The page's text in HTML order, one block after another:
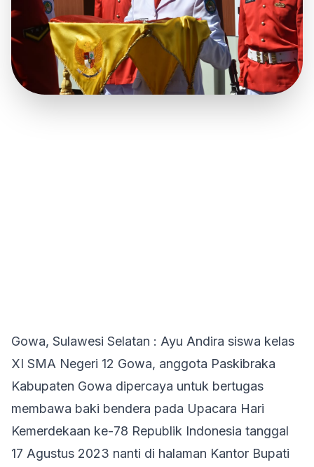
Gowa, Sulawesi Selatan : Ayu Andira siswa kelas
XI SMA Negeri 12 Gowa, anggota Paskibraka
Kabupaten Gowa dipercaya untuk bertugas
membawa baki bendera pada Upacara Hari
Kemerdekaan ke-78 Republik Indonesia tanggal
17 Agustus 2023 nanti di halaman Kantor Bupati